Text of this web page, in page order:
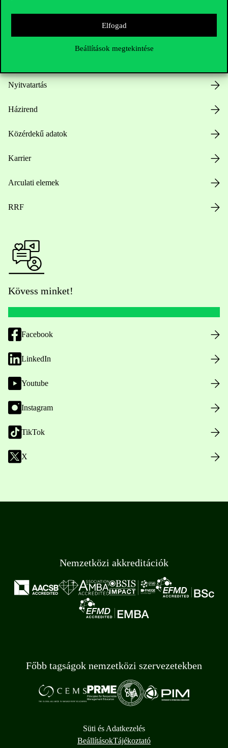
Elfogad
Beállítások megtekintése
Nyitvatartás
Házirend
Közérdekű adatok
Karrier
Arculati elemek
RRF
Kövess minket!
Facebook
LinkedIn
Youtube
Instagram
TikTok
X
Nemzetközi akkreditációk
Főbb tagságok nemzetközi szervezetekben
Süti és Adatkezelés
BeállításokTájékoztató